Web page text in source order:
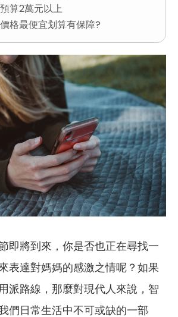
算2萬元以上
格最便宜划算有保障?
將到來，你是否也正在尋找一
表達對媽媽的感激之情呢？如果
派路線，那麼對現代人來說，智
們日常生活中不可或缺的一部